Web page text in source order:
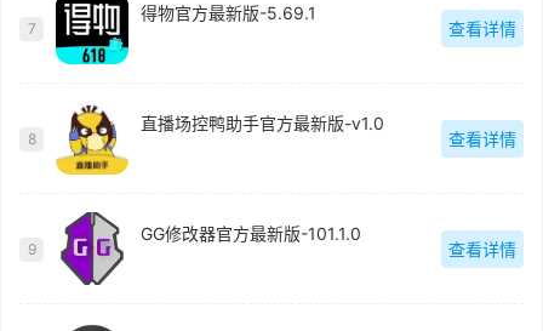
7
得物官方最新版-5.69.1
查看详情
8
直播场控鸭助手官方最新版-v1.0
查看详情
9
GG修改器官方最新版-101.1.0
查看详情